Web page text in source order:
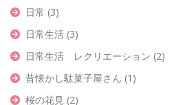
日常 (3)
日常生活 (3)
日常生活 レクリエーション (2)
昔懐かし駄菓子屋さん (1)
桜の花見 (2)